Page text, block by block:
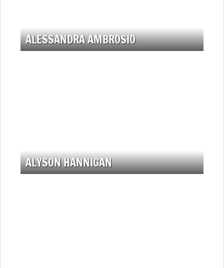
ALESSANDRA AMBROSIO
ALYSON HANNIGAN